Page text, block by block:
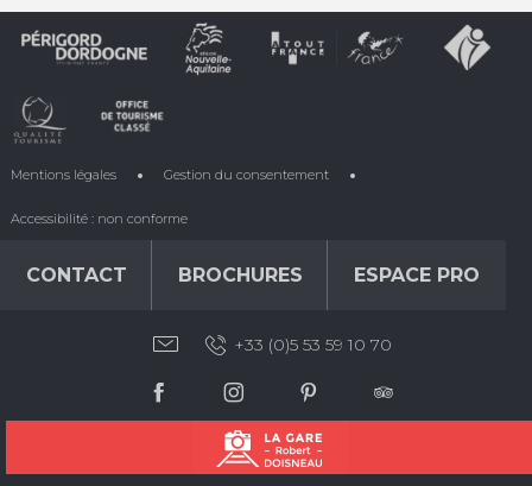
Mentions légales Gestion du consentement
Accessibilité : non conforme
CONTACT BROCHURES ESPACE PRO
+33 (0)5 53 59 10 70